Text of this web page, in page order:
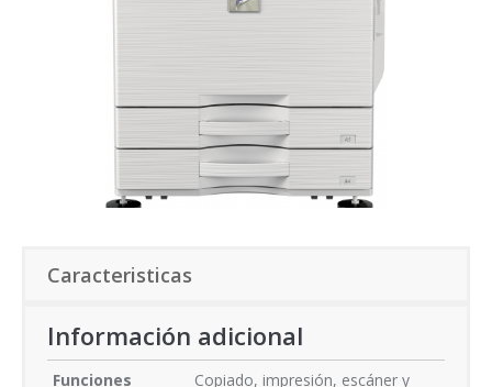
Caracteristicas
Información adicional
Funciones
Copiado, impresión, escáner y